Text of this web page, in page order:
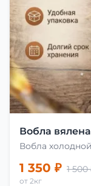
Вобла
Вобла
1 350 ₽ 1 500
от 2кг